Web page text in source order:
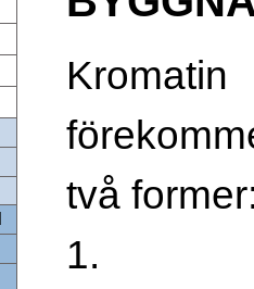
Kromatin
två
1.